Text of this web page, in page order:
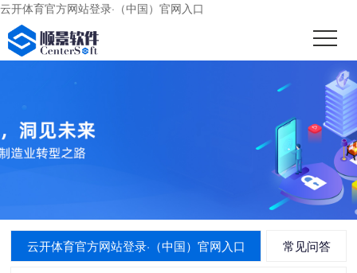
云开体育官方网站登录·（中国）官网入口
云开体育官方网站登录·（中国）官网入口 常见问答